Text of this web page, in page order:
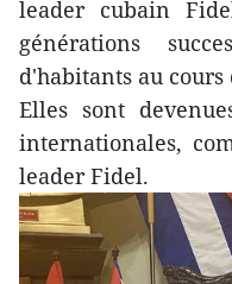
leader cubain
générations
d'habitants au cours
Elles sont
internationales,
leader Fidel.